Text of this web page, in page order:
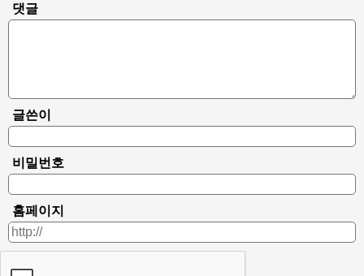
댓글
글쓴이
비밀번호
홈페이지